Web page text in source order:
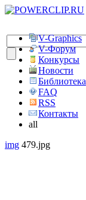
V-Graphics
V-Форум
Конкурсы
Новости
Библиотека
FAQ
RSS
Контакты
all
img 479.jpg